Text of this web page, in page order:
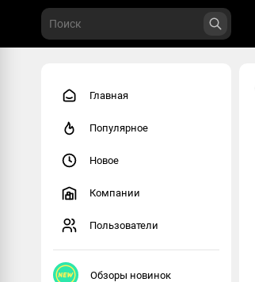
Главная
Популярное
Новое
Компании
Пользователи
Обзоры новинок